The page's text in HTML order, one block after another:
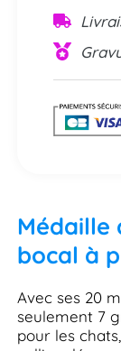
Médaille
bocal à
Avec ses 20
seulement 7
pour les